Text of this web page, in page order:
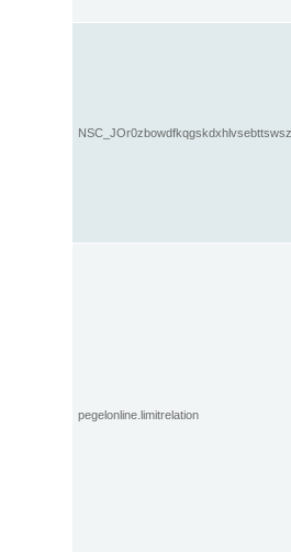
pegelonline.limitrelation